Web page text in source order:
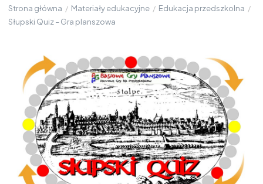
Strona główna / Materiały edukacyjne / Edukacja przedszkolna /
Słupski Quiz – Gra planszowa